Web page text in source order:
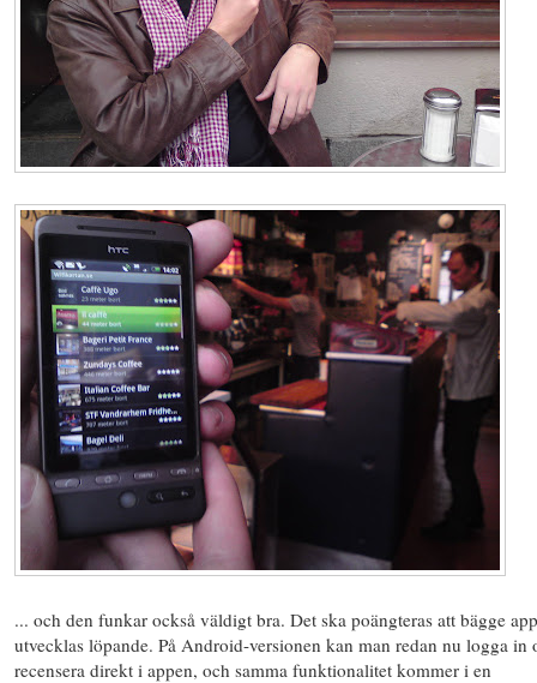
... och den funkar också väldigt bra. Det ska poängteras att bägge
utvecklas löpande. På Android-versionen kan man redan nu logga in
recensera direkt i appen, och samma funktionalitet kommer i en